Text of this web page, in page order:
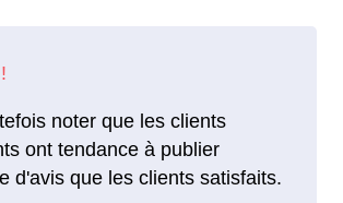
noter que les clients
ont tendance à publier
d'avis que les clients satisfaits.